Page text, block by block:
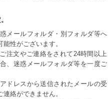
メールフォルダ・別フォルダ等へ
性がございます。
注文やご連絡をされて24時間以上
、迷惑メールフォルダ等を一度ご
ドレスから送信されたメールの受
絡ができません。